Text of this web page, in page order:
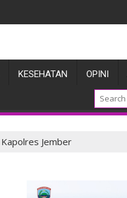
Belawan
KESEHATAN OPINI
Jember